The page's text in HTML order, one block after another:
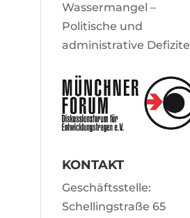
Wassermangel –
Politische und
administrative Defizite
KONTAKT
Geschäftsstelle:
Schellingstraße 65